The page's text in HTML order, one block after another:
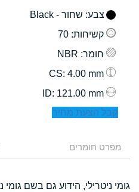
צבע: שחור - Black
קשיחות: 70
חומר: NBR
: 4.00 mm
: 121.00 mm
קבל הצעת מחיר
מפרט חומרים